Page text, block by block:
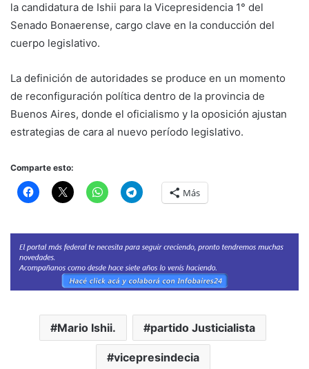
la candidatura de Ishii para la Vicepresidencia 1° del
Senado Bonaerense, cargo clave en la conducción del
cuerpo legislativo.
La definición de autoridades se produce en un momento
de reconfiguración política dentro de la provincia de
Buenos Aires, donde el oficialismo y la oposición ajustan
estrategias de cara al nuevo período legislativo.
Comparte esto:
Más
Mario Ishii. partido Justicialista
vicepresindecia